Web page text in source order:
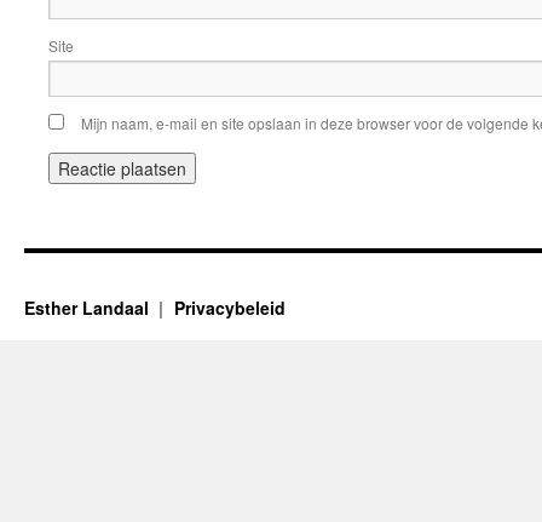
Site
Mijn naam, e-mail en site opslaan in deze browser voor de volgende
Esther Landaal Privacybeleid